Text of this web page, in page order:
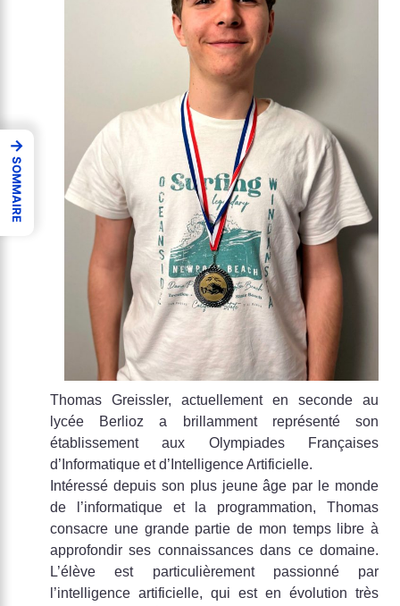
Thomas Greissler, actuellement en seconde au
lycée Berlioz a brillamment représenté son
établissement aux Olympiades Françaises
d’Informatique et d’Intelligence Artificielle.
Intéressé depuis son plus jeune âge par le monde
de l’informatique et la programmation, Thomas
consacre une grande partie de mon temps libre à
approfondir ses connaissances dans ce domaine.
L’élève est particulièrement passionné par
l’intelligence artificielle, qui est en évolution très
→
SOMMAIRE